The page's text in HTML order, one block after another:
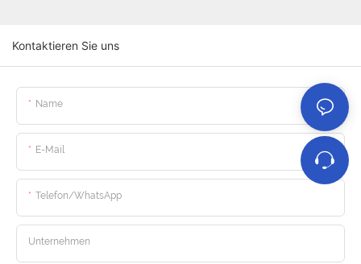
Kontaktieren Sie uns
Name
E-Mail
Telefon/WhatsApp
Unternehmen